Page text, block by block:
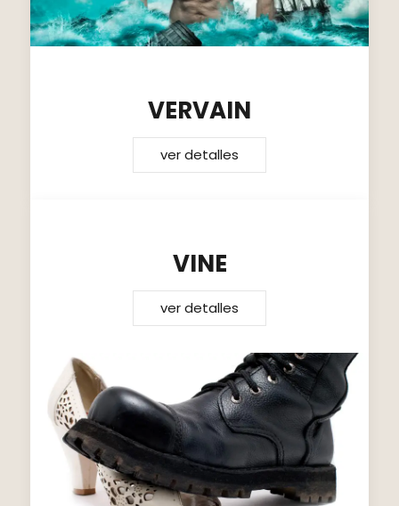
VERVAIN
ver detalles
VINE
ver detalles